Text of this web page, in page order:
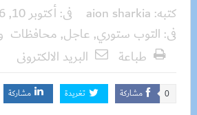
كتبه: aion sharkia فى:أكتوبر 10, 2016
فى: التوب ستوري, عاجل, محافظات
طباعة
البريد الالكترونى
مشاركة 0 تغريدة مشاركة